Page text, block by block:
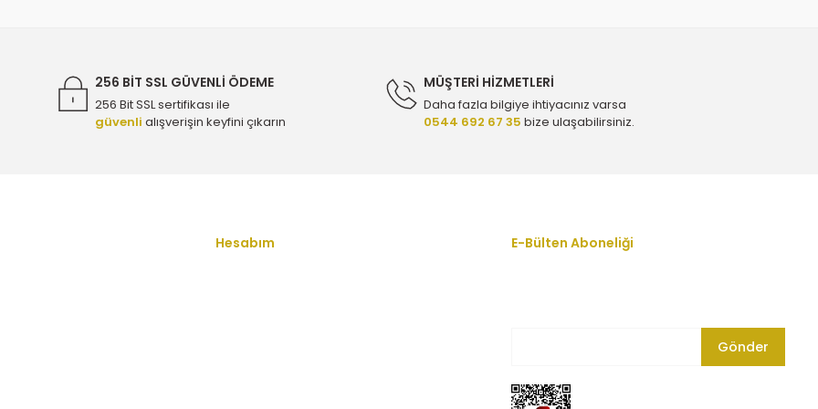
Opel Astra H Arka Kapı Gergisi (Limitörü) - YTT Y2321 - 13107851
Opel Astra K 1.4 Benzinli Oksijen Sensörü - FAE 77762 - 12663317
- 55566095 - 5650383
256 BİT SSL GÜVENLİ ÖDEME
256 Bit SSL sertifikası ile
güvenli alışverişin keyfini çıkarın
MÜŞTERİ HİZMETLERİ
Daha fazla bilgiye ihtiyacınız varsa
0544 692 67 35 bize ulaşabilirsiniz.
Hesabım E-Bülten Aboneliği
Gönder